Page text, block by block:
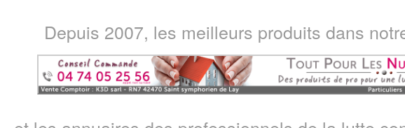
Depuis 2007, les meilleurs produits dans